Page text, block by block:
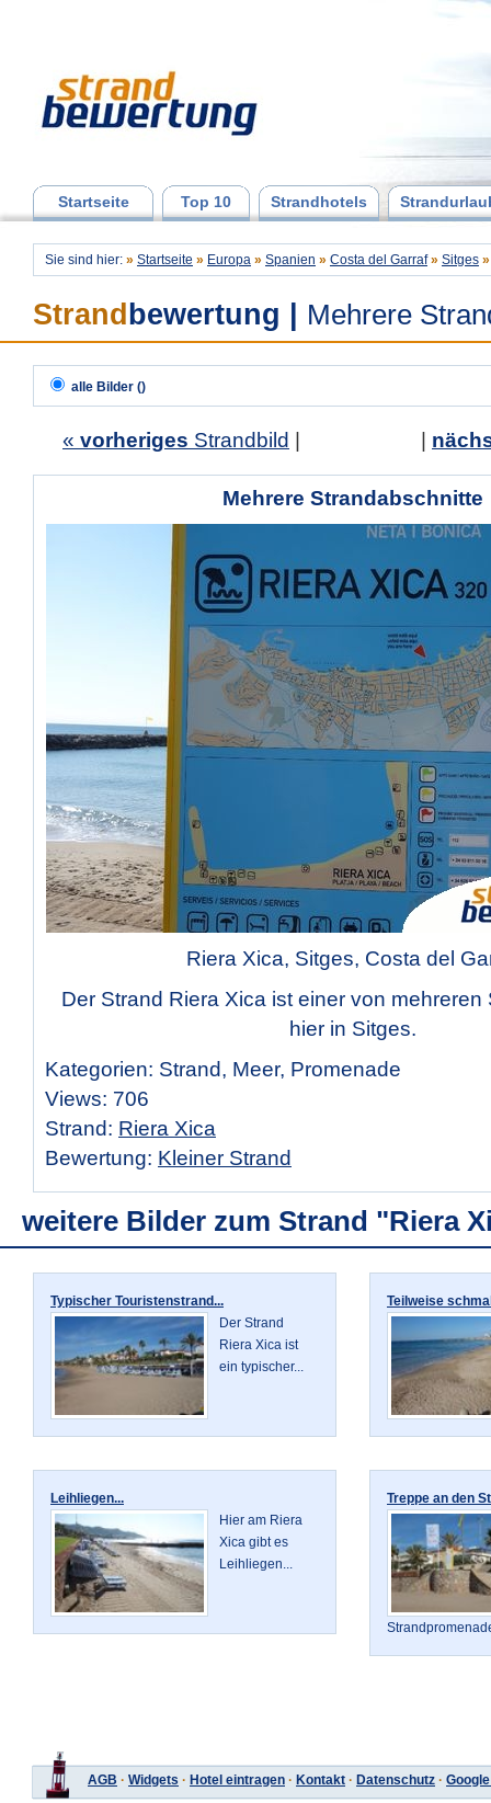
Startseite Top 10 Strandhotels
Sie sind hier: » Startseite » Europa » Spanien » Costa del Garraf » Sitges »
Strand bewertung Mehrere
alle Bilder ()
« vorheriges Strandbild
Mehrere Strandabschnitte
Riera Xica, Sitges, Costa del
Der Strand Riera Xica ist einer von
hier in Sitges.
Kategorien: Strand, Meer, Promenade
Views: 706
Strand: Riera Xica
Bewertung: Kleiner Strand
weitere Bilder zum Strand "Riera
Typischer Touristenstrand...
Der Strand
Riera Xica ist
ein typischer...
Teilweise
Leihliegen...
Hier am Riera
Xica gibt es
Leihliegen...
Treppe an den
AGB · Widgets · Hotel eintragen · Kontakt · Datenschutz ·